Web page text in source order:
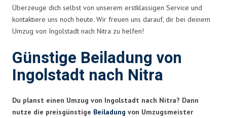
Überzeuge dich selbst von unserem erstklassigen Service und
kontaktiere uns noch heute. Wir freuen uns darauf, dir bei deinem
Umzug von Ingolstadt nach Nitra zu helfen!
Günstige Beiladung von
Ingolstadt nach Nitra
Du planst einen Umzug von Ingolstadt nach Nitra? Dann
nutze die preisgünstige Beiladung von Umzugsmeister